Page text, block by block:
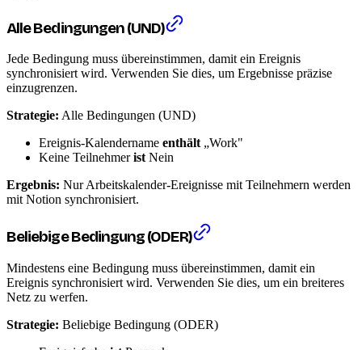
Alle Bedingungen (UND)
Jede Bedingung muss übereinstimmen, damit ein Ereignis
synchronisiert wird. Verwenden Sie dies, um Ergebnisse präzise
einzugrenzen.
Strategie: Alle Bedingungen (UND)
Ereignis-Kalendername enthält„Work"
Keine TeilnehmeristNein
Ergebnis: Nur Arbeitskalender-Ereignisse mit Teilnehmern werden
mit Notion synchronisiert.
Beliebige Bedingung (ODER)
Mindestens eine Bedingung muss übereinstimmen, damit ein
Ereignis synchronisiert wird. Verwenden Sie dies, um ein breiteres
Netz zu werfen.
Strategie: Beliebige Bedingung (ODER)